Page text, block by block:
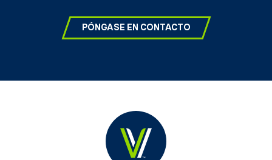
PÓNGASE EN CONTACTO